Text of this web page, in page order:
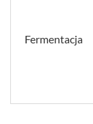
Fermentacja